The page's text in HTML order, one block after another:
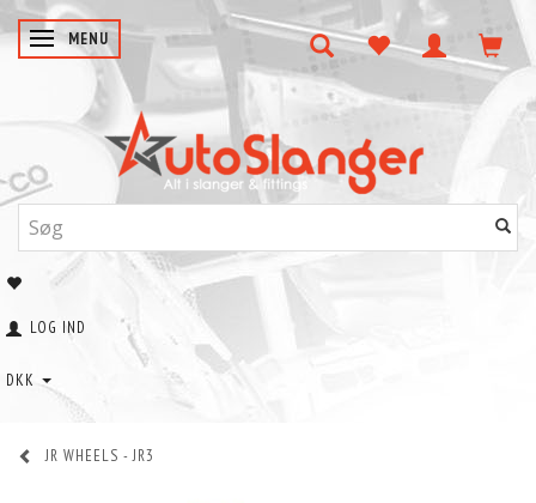
SKIFTE NAVIGATION
MENU
LOG IND
DKK
JR WHEELS - JR3